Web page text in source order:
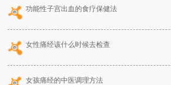
功能性子宫出血的食疗保健法
女性痛经该什么时候去检查
女孩痛经的中医调理方法